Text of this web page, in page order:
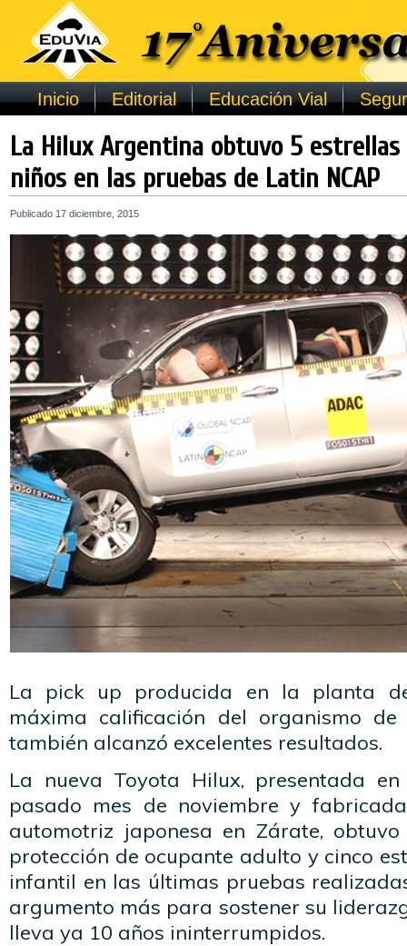
Inicio Editorial Educación Vial
La Hilux Argentina obtuvo 5
niños en las pruebas de Latin NCAP
Publicado 17 diciembre, 2015
La pick up producida en la planta
máxima calificación del organismo
también alcanzó excelentes resultados.
La nueva Toyota Hilux, presentada
pasado mes de noviembre y
automotriz japonesa en Zárate,
protección de ocupante adulto y cinco
infantil en las últimas pruebas
argumento más para sostener su
lleva ya 10 años ininterrumpidos.